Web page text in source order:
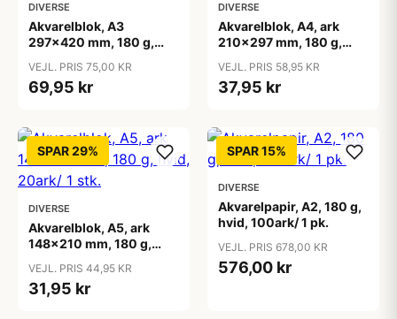
DIVERSE
Akvarelblok, A3
297x420 mm, 180 g,
VEJL. PRIS 75,00 KR
69,95 kr
DIVERSE
Akvarelblok, A4, ark
210x297 mm, 180 g,
VEJL. PRIS 58,95 KR
37,95 kr
SPAR 29%
DIVERSE
Akvarelblok, A5, ark
148x210 mm, 180 g,
VEJL. PRIS 44,95 KR
31,95 kr
SPAR 15%
DIVERSE
Akvarelpapir, A2, 180 g,
hvid, 100ark/ 1 pk.
VEJL. PRIS 678,00 KR
576,00 kr